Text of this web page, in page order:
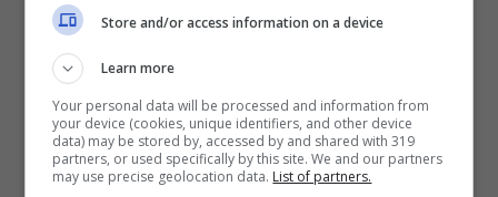
Store and/or access information on a device
Learn more
Your personal data will be processed and information from
your device (cookies, unique identifiers, and other device
data) may be stored by, accessed by and shared with 319
partners, or used specifically by this site. We and our partners
may use precise geolocation data. List of partners.